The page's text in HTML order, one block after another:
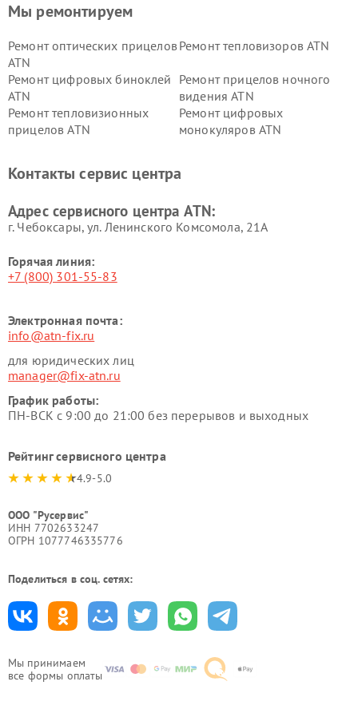
Мы принимаем
все формы оплаты
Мы ремонтируем
Ремонт оптических прицелов
ATN
Ремонт тепловизоров ATN
Ремонт цифровых биноклей
ATN
Ремонт прицелов ночного
видения ATN
Ремонт тепловизионных
прицелов ATN
Ремонт цифровых
монокуляров ATN
Контакты сервис центра
Адрес сервисного центра ATN:
г. Чебоксары, ул. Ленинского Комсомола, 21А
Горячая линия:
+7 (800) 301-55-83
Электронная почта:
info@atn-fix.ru
для юридических лиц
manager@fix-atn.ru
График работы:
ПН-ВСК с 9:00 до 21:00 без перерывов и выходных
Рейтинг сервисного центра
4.9-5.0
ООО "Русервис"
ИНН 7702633247
ОГРН 1077746335776
Поделиться в соц. сетях: